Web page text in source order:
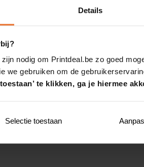
Details
nodig om Printdeal.be zo goed
we gebruiken om de
te klikken, ga je hiermee
Selectie toestaan